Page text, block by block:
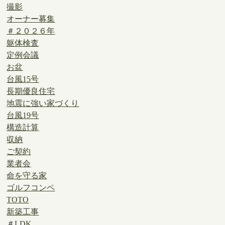
撮影
オーナー募集
＃２０２６年
躯体検査
定例会議
お盆
台風15号
長期優良住宅
地震に強い家づくり
台風19号
構造計算
収納
ご契約
業者会
命を守る家
ゴルフコンペ
TOTO
新築工事